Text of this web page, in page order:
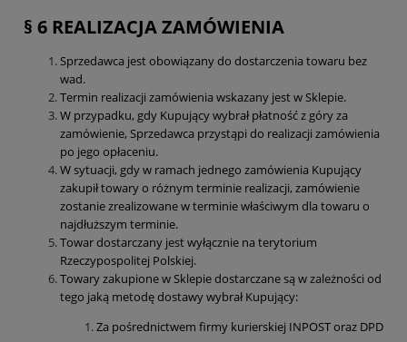
§ 6 REALIZACJA ZAMÓWIENIA
Sprzedawca jest obowiązany do dostarczenia towaru bez
wad.
Termin realizacji zamówienia wskazany jest w Sklepie.
W przypadku, gdy Kupujący wybrał płatność z góry za
zamówienie, Sprzedawca przystąpi do realizacji zamówienia
po jego opłaceniu.
W sytuacji, gdy w ramach jednego zamówienia Kupujący
zakupił towary o różnym terminie realizacji, zamówienie
zostanie zrealizowane w terminie właściwym dla towaru o
najdłuższym terminie.
Towar dostarczany jest wyłącznie na terytorium
Rzeczypospolitej Polskiej.
Towary zakupione w Sklepie dostarczane są w zależności od
tego jaką metodę dostawy wybrał Kupujący:
Za pośrednictwem firmy kurierskiej INPOST oraz DPD